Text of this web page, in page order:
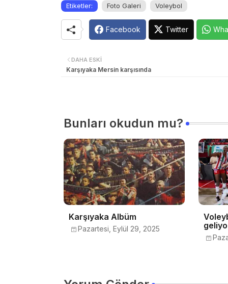
Etiketler: Foto Galeri Voleybol
Facebook Twitter
DAHA ESKI
Karşıyaka Mersin karşısında
Bunları okudun mu?
Karşıyaka Albüm
Pazartesi, Eylül 29, 2025